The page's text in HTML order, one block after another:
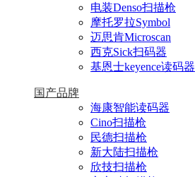
电装Denso扫描枪
摩托罗拉Symbol
迈思肯Microscan
西克Sick扫码器
基恩士keyence读码器
国产品牌
海康智能读码器
Cino扫描枪
民德扫描枪
新大陆扫描枪
欣技扫描枪